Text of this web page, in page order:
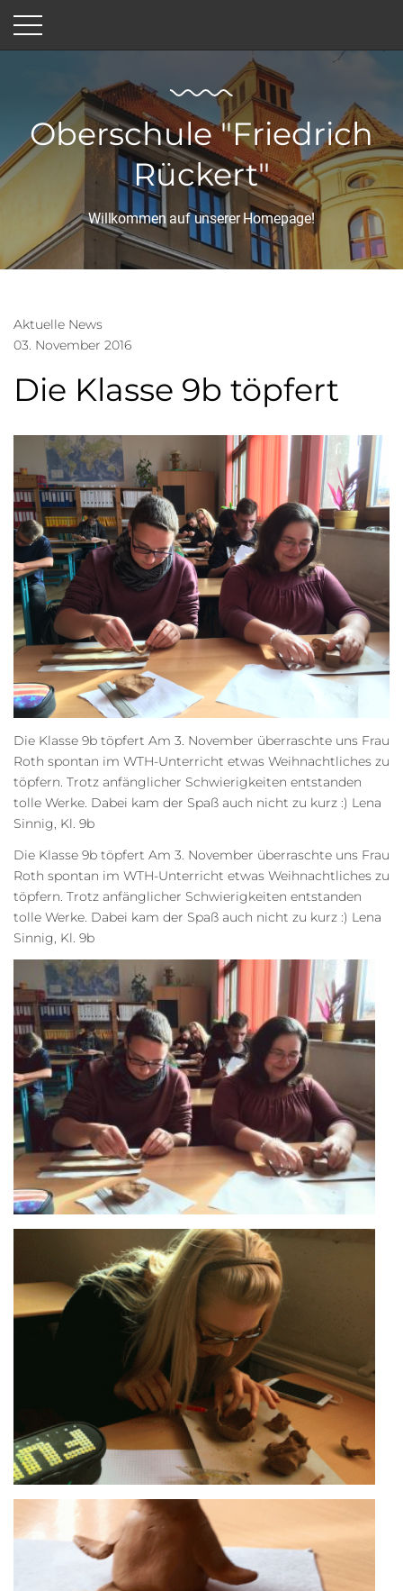
Oberschule "Friedrich
Rückert"
Willkommen auf unserer Homepage!
Aktuelle News
03. November 2016
Die Klasse 9b töpfert
Die Klasse 9b töpfert Am 3. November überraschte uns Frau
Roth spontan im WTH-Unterricht etwas Weihnachtliches zu
töpfern. Trotz anfänglicher Schwierigkeiten entstanden
tolle Werke. Dabei kam der Spaß auch nicht zu kurz :) Lena
Sinnig, Kl. 9b
Die Klasse 9b töpfert Am 3. November überraschte uns Frau
Roth spontan im WTH-Unterricht etwas Weihnachtliches zu
töpfern. Trotz anfänglicher Schwierigkeiten entstanden
tolle Werke. Dabei kam der Spaß auch nicht zu kurz :) Lena
Sinnig, Kl. 9b